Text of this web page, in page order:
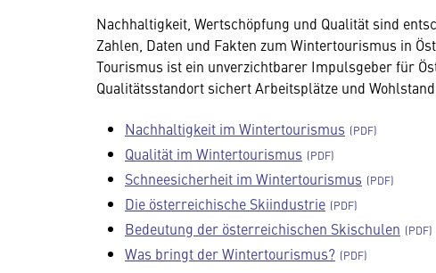
Nachhaltigkeit, Wertschöpfung und Qualität sind
Zahlen, Daten und Fakten zum Wintertourismus in
Tourismus ist ein unverzichtbarer Impulsgeber für
Qualitätsstandort sichert Arbeitsplätze und
Nachhaltigkeit im Wintertourismus
Qualität im Wintertourismus
Schneesicherheit im Wintertourismus
Die österreichische Skiindustrie
Bedeutung der österreichischen Skischulen
Was bringt der Wintertourismus?